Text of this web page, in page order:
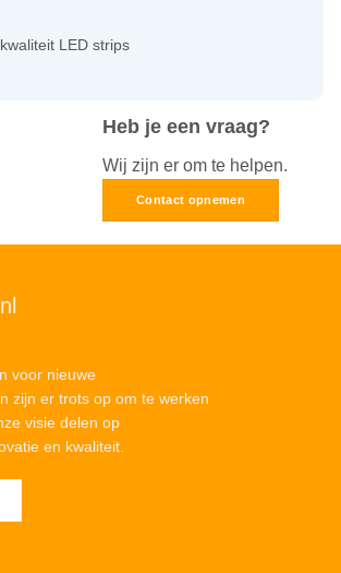
Heb je een vraag?
Wij zijn er om te helpen.
Contact opnemen
LED strips
voor nieuwe
zijn er trots op om te werken
visie delen op
en kwaliteit.